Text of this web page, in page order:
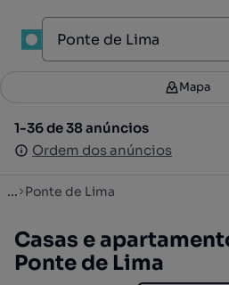
Filtros 2
1-36 de 38 anúncios
Ordem dos anúncios
Mapa
1-36 de 38 anúncios
Ordem dos anúncios
... Ponte de Lima
Casas e
Ponte de Lima